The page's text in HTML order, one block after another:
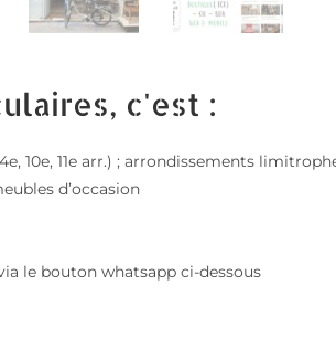
c'est :
10e, 11e arr.) ; arrondissements
d’occasion
le bouton whatsapp ci-dessous